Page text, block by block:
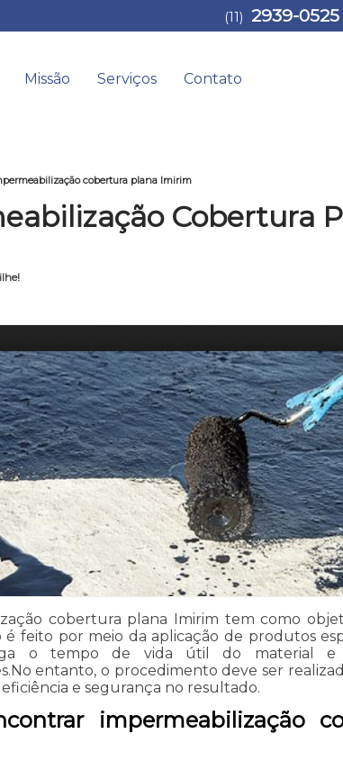
Missão Serviços Contato
(11) 2939-0525
cobertura plana Imirim
Cobertura
cobertura plana Imirim tem como
é feito por meio da aplicação de produtos
o tempo de vida útil do material e
entanto, o procedimento deve ser
e segurança no resultado.
impermeabilização